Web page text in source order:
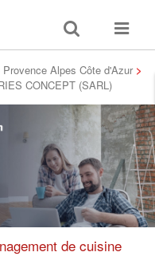
Toggle
search
Toggle
Provence Alpes Côte d'Azur >
CONCEPT (SARL)
de cuisine